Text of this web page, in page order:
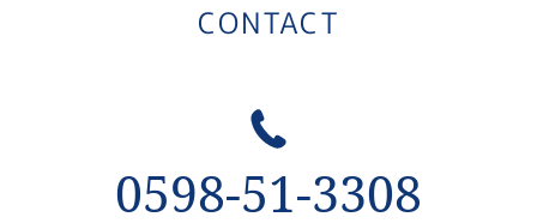
CONTACT
0598-51-3308